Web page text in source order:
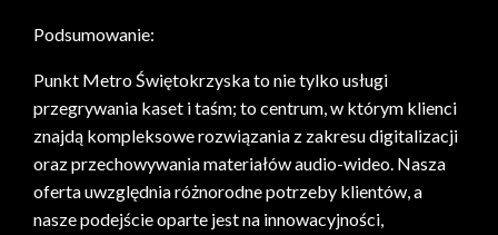
Podsumowanie:
Punkt Metro Świętokrzyska to nie tylko usługi
przegrywania kaset i taśm; to centrum, w którym klienci
znajdą kompleksowe rozwiązania z zakresu digitalizacji
oraz przechowywania materiałów audio-wideo. Nasza
oferta uwzględnia różnorodne potrzeby klientów, a
nasze podejście oparte jest na innowacyjności,